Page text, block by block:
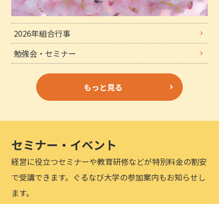
2026年組合行事
勉強会・セミナー
もっと見る
セミナー・イベント
経営に役立つセミナーや教育研修などが特別料金の割安
で受講できます。ぐるなび大学の参加案内もお知らせし
ます。